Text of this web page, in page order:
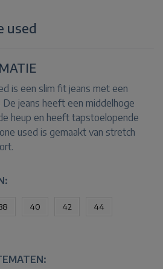
used
is een slim fit jeans met een
jeans heeft een middelhoge
heup en heeft tapstoelopende
used is gemaakt van stretch
40 42 44